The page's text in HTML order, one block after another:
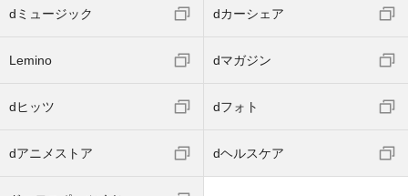
dミュージック dカーシェア
Lemino dマガジン
dヒッツ dフォト
dアニメストア dヘルスケア